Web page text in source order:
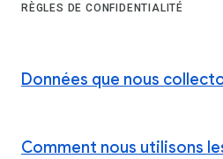
RÈGLES DE CONFIDENTIALITÉ
Données que nous
Comment nous utilisons